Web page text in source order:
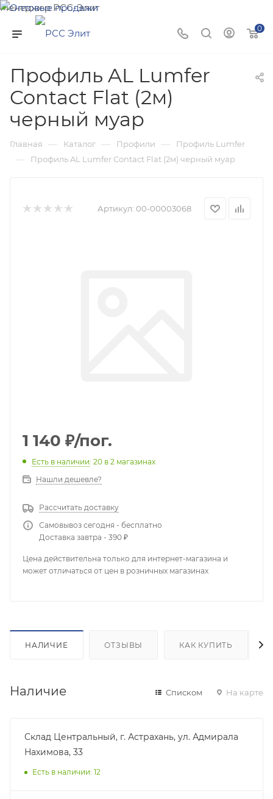
Менеджер РСС-Элит
Напишите нам и мы поможем подобрать товар именно
для Вас!
0
Профиль AL Lumfer
Contact Flat (2м)
черный муар
Главная — Каталог — Профили — Профиль Lumfer
— Профиль AL Lumfer Contact Flat (2м) черный муар
Артикул: 00-00003068
1 140 ₽/пог.
Есть в наличии: 20 в 2 магазинах
Нашли дешевле?
Рассчитать доставку
Самовывоз сегодня - бесплатно
Доставка завтра - 390 ₽
Цена действительна только для интернет-магазина и
может отличаться от цен в розничных магазинах
НАЛИЧИЕ ОТЗЫВЫ КАК КУПИТЬ
Наличие Списком На карте
Склад Центральный, г. Астрахань, ул. Адмирала
Нахимова, 33
Есть в наличии: 12